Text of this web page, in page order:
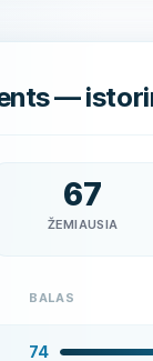
—
67
ŽEMIAUSIA
BALAS
74